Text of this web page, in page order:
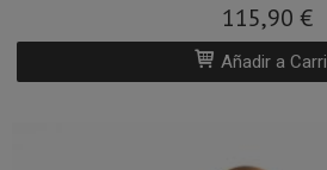
115,90 €
Añadir a